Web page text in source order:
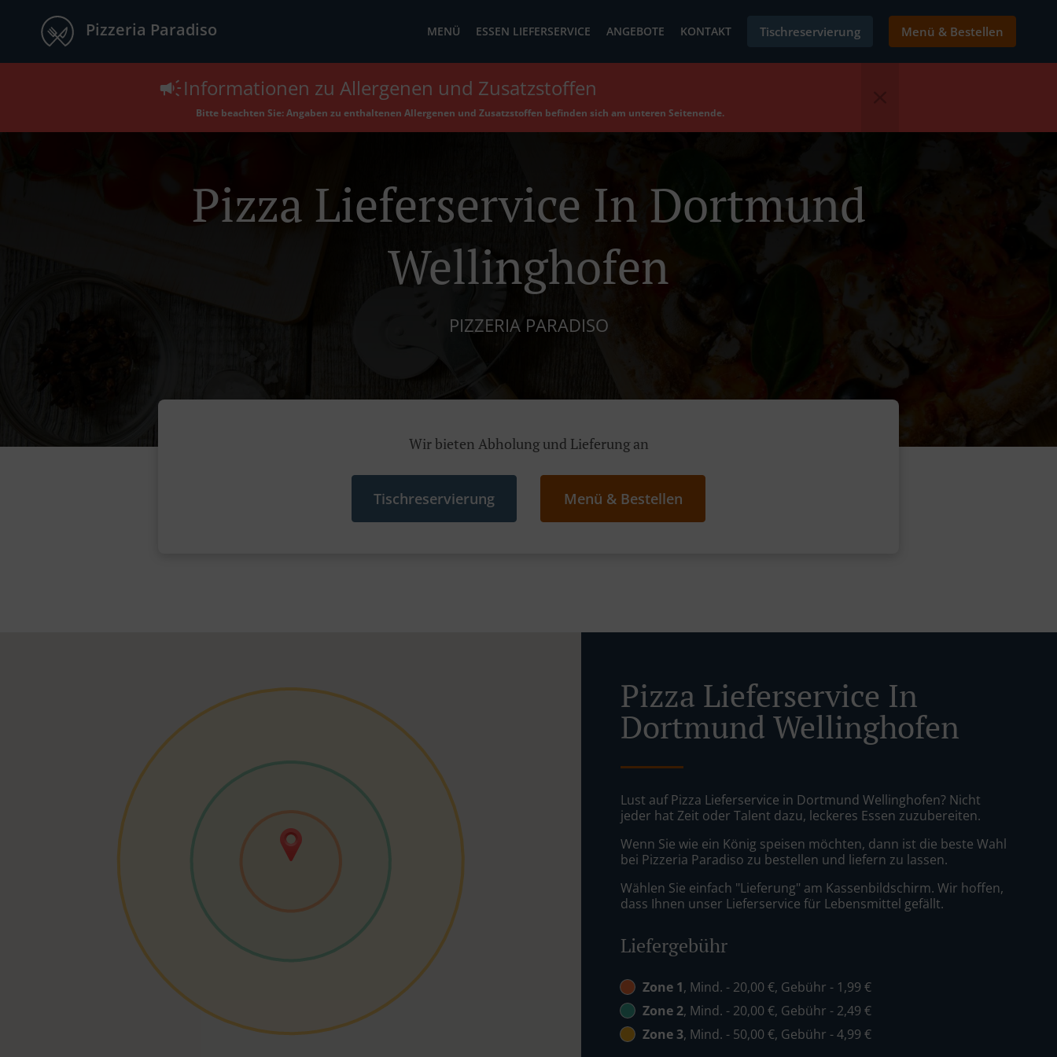
Pizzeria Paradiso MENÜ ESSEN LIEFERSERVICE ANGEBOTE KONTAKT Tischreservierung Menü & Bestellen
Informationen zu Allergenen und Zusatzstoffen
Bitte beachten Sie: Angaben zu enthaltenen Allergenen und Zusatzstoffen befinden sich am unteren Seitenende.
Pizza Lieferservice In Dortmund
Wellinghofen
PIZZERIA PARADISO
Wir bieten Abholung und Lieferung an
Tischreservierung Menü & Bestellen
Pizza Lieferservice In
Dortmund Wellinghofen
Lust auf Pizza Lieferservice in Dortmund Wellinghofen? Nicht
jeder hat Zeit oder Talent dazu, leckeres Essen zuzubereiten.
Wenn Sie wie ein König speisen möchten, dann ist die beste Wahl
bei Pizzeria Paradiso zu bestellen und liefern zu lassen.
Wählen Sie einfach "Lieferung" am Kassenbildschirm. Wir hoffen,
dass Ihnen unser Lieferservice für Lebensmittel gefällt.
Liefergebühr
Zone 1, Mind. - 20,00 €, Gebühr - 1,99 €
Zone 2, Mind. - 20,00 €, Gebühr - 2,49 €
Zone 3, Mind. - 50,00 €, Gebühr - 4,99 €